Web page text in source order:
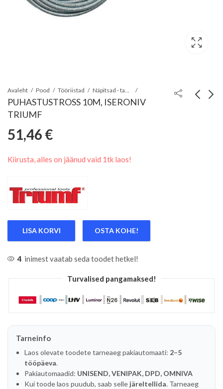
Avaleht Pood Tööriistad
PUHASTUSTROSS 10M, ISERONIV
TRIUMF
51,46 €
Kiirusta, alles on jäänud vaid 1tk laos!
LISA KORVI OSTA KOHE!
4 inimest vaatab seda toodet hetkel!
Turvalised pangamaksed!
Tarneinfo
Laos olevate toodete tarneaeg pakiautomaati: 2–5
tööpäeva.
Pakiautomaadid: UNISEND, VENIPAK, DPD, OMNIVA
Kui toode laos puudub, saab selle järeltellida. Tarneaeg